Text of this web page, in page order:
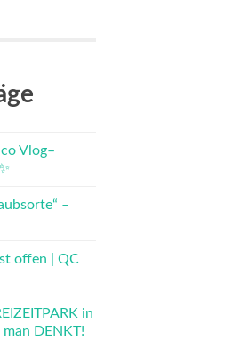
Vlog–
–
offen | QC
in
man DENKT!